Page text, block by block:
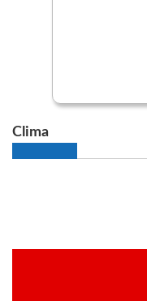
Clima